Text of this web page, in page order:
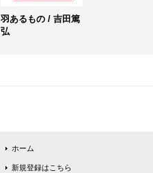
羽あるもの / 吉田篤
弘
ホーム
新規登録はこちら